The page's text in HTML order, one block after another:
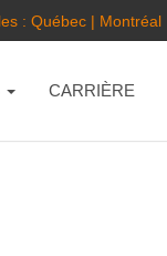
: Québec | Montréal
CARRIÈRE